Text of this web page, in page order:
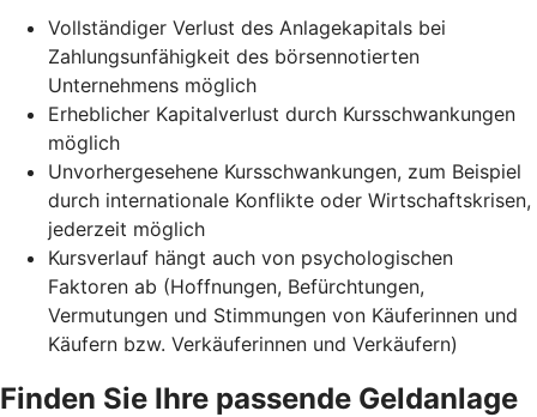
Vollständiger Verlust des Anlagekapitals bei
Zahlungsunfähigkeit des börsennotierten
Unternehmens möglich
Erheblicher Kapitalverlust durch Kursschwankungen
möglich
Unvorhergesehene Kursschwankungen, zum Beispiel
durch internationale Konflikte oder Wirtschaftskrisen,
jederzeit möglich
Kursverlauf hängt auch von psychologischen
Faktoren ab (Hoffnungen, Befürchtungen,
Vermutungen und Stimmungen von Käuferinnen und
Käufern bzw. Verkäuferinnen und Verkäufern)
Finden Sie Ihre passende Geldanlage